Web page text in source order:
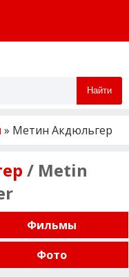
Найти
» Метин Акдюльгер
/ Metin
Фильмы
Фото